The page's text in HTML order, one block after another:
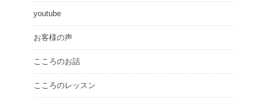
youtube
お客様の声
こころのお話
こころのレッスン